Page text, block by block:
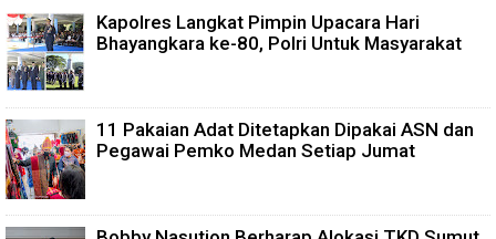
Kapolres Langkat Pimpin Upacara Hari
Bhayangkara ke-80, Polri Untuk Masyarakat
11 Pakaian Adat Ditetapkan Dipakai ASN dan
Pegawai Pemko Medan Setiap Jumat